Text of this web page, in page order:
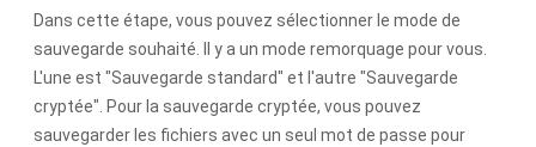
Dans cette étape, vous pouvez sélectionner le mode de
sauvegarde souhaité. Il y a un mode remorquage pour vous.
L'une est "Sauvegarde standard" et l'autre "Sauvegarde
cryptée". Pour la sauvegarde cryptée, vous pouvez
sauvegarder les fichiers avec un seul mot de passe pour